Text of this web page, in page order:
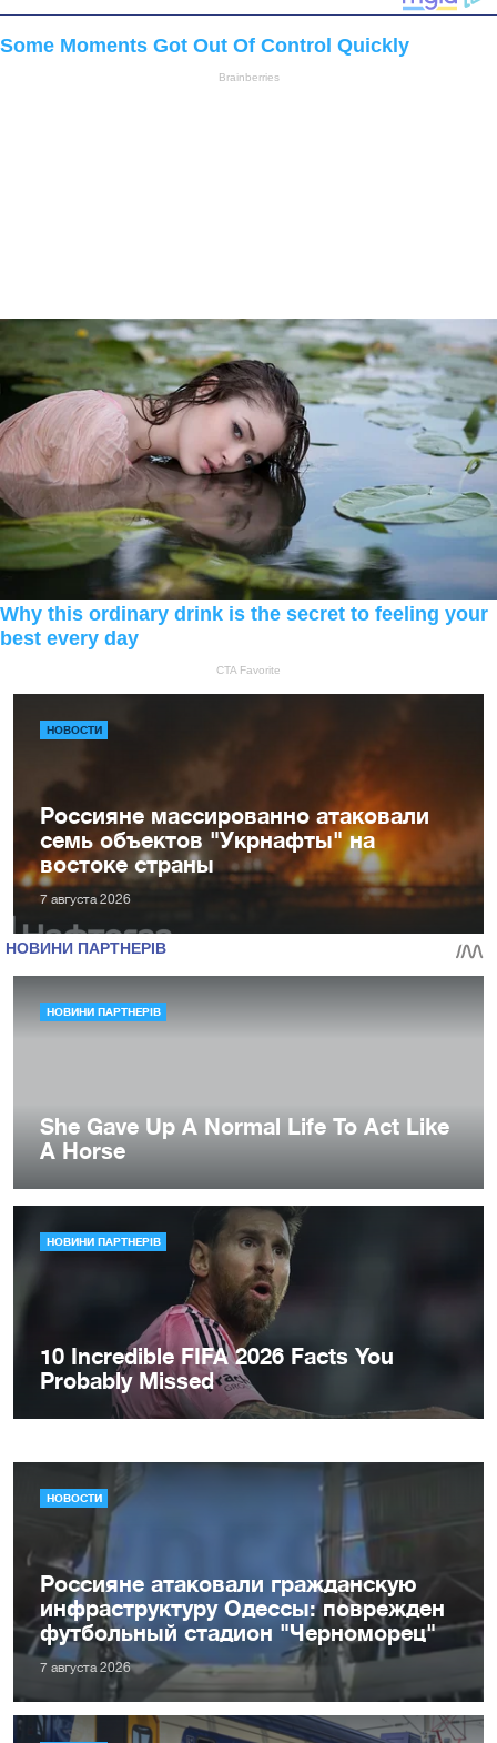
НОВОСТИ
Россияне массированно атаковали
семь объектов "Укрнафты" на
востоке страны
7 августа 2026
НОВОСТИ
Россияне атаковали гражданскую
инфраструктуру Одессы: поврежден
футбольный стадион "Черноморец"
7 августа 2026